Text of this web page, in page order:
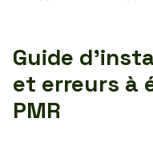
Guide
et erreurs à
PMR